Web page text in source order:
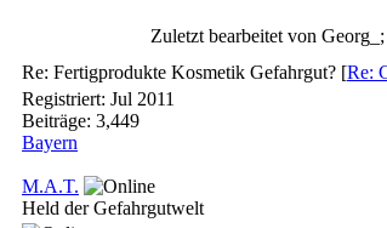
Zuletzt bearbeitet von Georg_;
Re: Fertigprodukte Kosmetik Gefahrgut? [Re:
Registriert: Jul 2011
Beiträge: 3,449
Bayern
M.A.T.
Held der Gefahrgutwelt